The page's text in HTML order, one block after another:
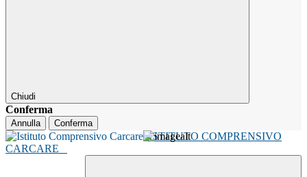
Chiudi
Conferma
Annulla Conferma
ISTITUTO COMPRENSIVO
CARCARE